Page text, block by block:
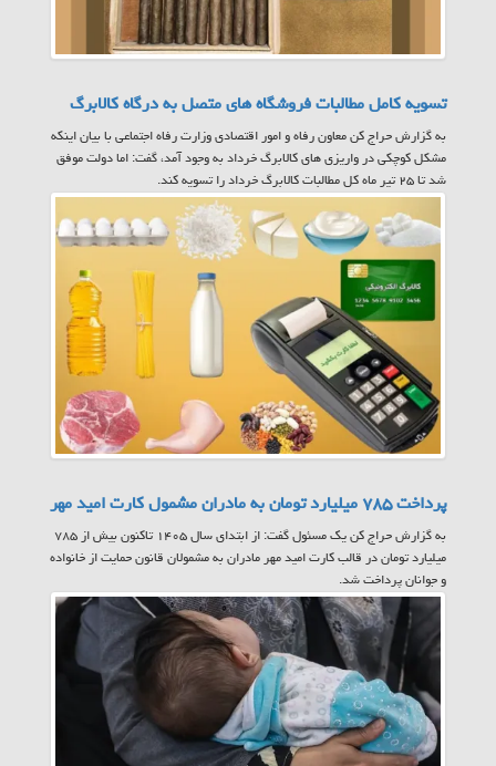
تسویه کامل مطالبات فروشگاه های متصل به درگاه کالابرگ
به گزارش حراج کن معاون رفاه و امور اقتصادی وزارت رفاه اجتماعی با بیان اینکه
مشکل کوچکی در واریزی های کالابرگ خرداد به وجود آمد، گفت: اما دولت موفق
شد تا ۲۵ تیر ماه کل مطالبات کالابرگ خرداد را تسویه کند.
پرداخت ۷۸۵ میلیارد تومان به مادران مشمول کارت امید مهر
به گزارش حراج کن یک مسئول گفت: از ابتدای سال ۱۴۰۵ تاکنون بیش از ۷۸۵
میلیارد تومان در قالب کارت امید مهر مادران به مشمولان قانون حمایت از خانواده
و جوانان پرداخت شد.